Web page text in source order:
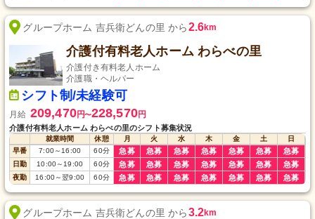
グループホーム 吉兵衛どんの里 から2.6km
介護付有料老人ホーム わらべの里
介護付き有料老人ホーム
介護職・ヘルパー
シフト制/未経験可
月給 209,470円〜228,570円
介護付有料老人ホーム わらべの里のシフト募集状況
就業時間 休憩 月 火 水 木 金 土
日
早番
7:00～ 16:00 60分 急募 急募 急募 急募 急募 急募 急募
日勤 10:00～ 19:00 60分 急募 急募 急募 急募 急募 急募 急募
夜勤 16:00～翌9:00 60分 急募 急募 急募 急募 急募 急募 急募
グループホーム 吉兵衛どんの里 から3.2km